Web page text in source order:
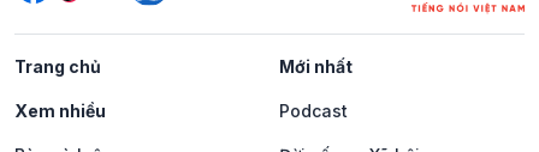
Trang chủ Mới nhất
Xem nhiều Podcast